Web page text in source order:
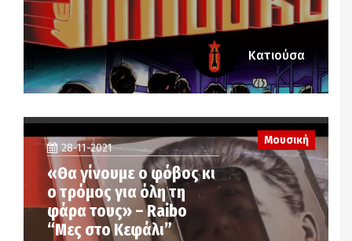
Κατιούσα
28-11-2021
«Θα γίνουμε ο φόβος κι
ο τρόμος για όλη τη
φάρα τους» – Raibo
“Μες στο Κεφάλι”
Μουσική